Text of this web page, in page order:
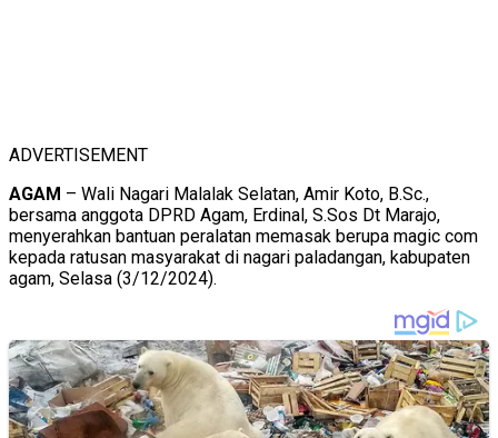
ADVERTISEMENT
AGAM – Wali Nagari Malalak Selatan, Amir Koto, B.Sc.,
bersama anggota DPRD Agam, Erdinal, S.Sos Dt Marajo,
menyerahkan bantuan peralatan memasak berupa magic com
kepada ratusan masyarakat di nagari paladangan, kabupaten
agam, Selasa (3/12/2024).